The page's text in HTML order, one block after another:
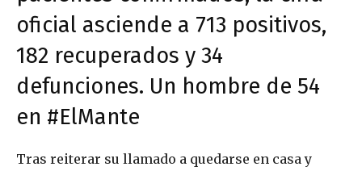
oficial asciende a 713 positivos,
182 recuperados y 34
defunciones. Un hombre de 54
en #ElMante
Tras reiterar su llamado a quedarse en casa y